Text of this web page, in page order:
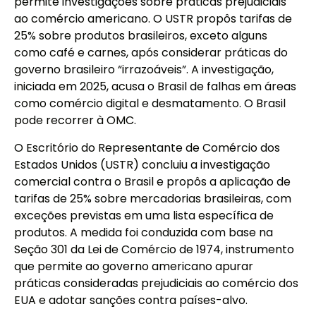
ao comércio americano. O USTR propôs tarifas de
25% sobre produtos brasileiros, exceto alguns
como café e carnes, após considerar práticas do
governo brasileiro “irrazoáveis”. A investigação,
iniciada em 2025, acusa o Brasil de falhas em áreas
como comércio digital e desmatamento. O Brasil
pode recorrer à OMC.
O Escritório do Representante de Comércio dos
Estados Unidos (USTR) concluiu a investigação
comercial contra o Brasil e propôs a aplicação de
tarifas de 25% sobre mercadorias brasileiras, com
exceções previstas em uma lista específica de
produtos. A medida foi conduzida com base na
Seção 301 da Lei de Comércio de 1974, instrumento
que permite ao governo americano apurar
práticas consideradas prejudiciais ao comércio dos
EUA e adotar sanções contra países-alvo.